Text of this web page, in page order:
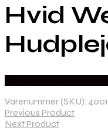
Hvid
Varenummer (SKU):
Previous Product
Next Product